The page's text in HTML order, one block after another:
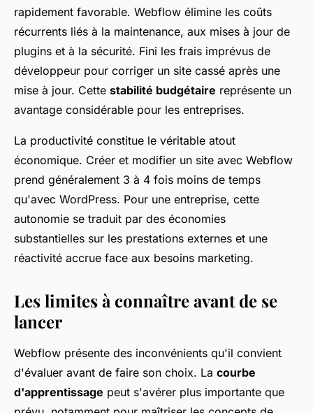
rapidement favorable. Webflow élimine les coûts
récurrents liés à la maintenance, aux mises à jour de
plugins et à la sécurité. Fini les frais imprévus de
développeur pour corriger un site cassé après une
mise à jour. Cette stabilité budgétaire représente un
avantage considérable pour les entreprises.
La productivité constitue le véritable atout
économique. Créer et modifier un site avec Webflow
prend généralement 3 à 4 fois moins de temps
qu'avec WordPress. Pour une entreprise, cette
autonomie se traduit par des économies
substantielles sur les prestations externes et une
réactivité accrue face aux besoins marketing.
Les limites à connaître avant de se
lancer
Webflow présente des inconvénients qu'il convient
d'évaluer avant de faire son choix. La courbe
d'apprentissage peut s'avérer plus importante que